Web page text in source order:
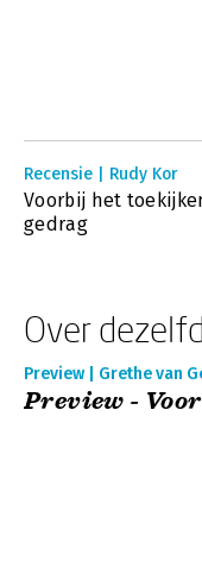
Recensie | Rudy Kor
Voorbij het
gedrag
Over
Preview | Grethe van
Preview -